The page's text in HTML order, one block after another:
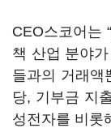
CEO스코어는 “
책 산업 분야
들과의 거래액
당, 기부금 지
성전자를 비롯